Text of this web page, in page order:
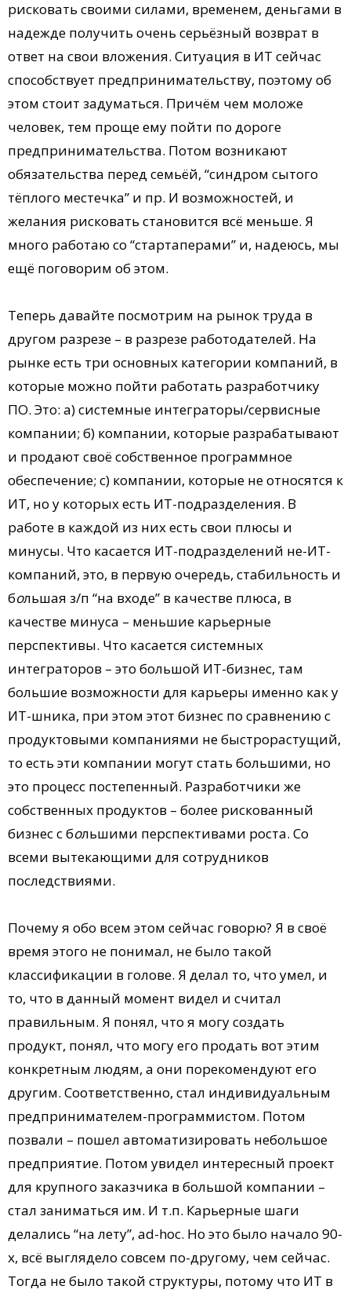
рисковать своими силами, временем, деньгами в
надежде получить очень серьёзный возврат в
ответ на свои вложения. Ситуация в ИТ сейчас
способствует предпринимательству, поэтому об
этом стоит задуматься. Причём чем моложе
человек, тем проще ему пойти по дороге
предпринимательства. Потом возникают
обязательства перед семьёй, “синдром сытого
тёплого местечка” и пр. И возможностей, и
желания рисковать становится всё меньше. Я
много работаю со “стартаперами” и, надеюсь, мы
ещё поговорим об этом.
Теперь давайте посмотрим на рынок труда в
другом разрезе – в разрезе работодателей. На
рынке есть три основных категории компаний, в
которые можно пойти работать разработчику
ПО. Это: а) системные интеграторы/сервисные
компании; б) компании, которые разрабатывают
и продают своё собственное программное
обеспечение; с) компании, которые не относятся к
ИТ, но у которых есть ИТ-подразделения. В
работе в каждой из них есть свои плюсы и
минусы. Что касается ИТ-подразделений не-ИТ-
компаний, это, в первую очередь, стабильность и
большая з/п “на входе” в качестве плюса, в
качестве минуса – меньшие карьерные
перспективы. Что касается системных
интеграторов – это большой ИТ-бизнес, там
большие возможности для карьеры именно как у
ИТ-шника, при этом этот бизнес по сравнению с
продуктовыми компаниями не быстрорастущий,
то есть эти компании могут стать большими, но
это процесс постепенный. Разработчики же
собственных продуктов – более рискованный
бизнес с большими перспективами роста. Со
всеми вытекающими для сотрудников
последствиями.
Почему я обо всем этом сейчас говорю? Я в своё
время этого не понимал, не было такой
классификации в голове. Я делал то, что умел, и
то, что в данный момент видел и считал
правильным. Я понял, что я могу создать
продукт, понял, что могу его продать вот этим
конкретным людям, а они порекомендуют его
другим. Соответственно, стал индивидуальным
предпринимателем-программистом. Потом
позвали – пошел автоматизировать небольшое
предприятие. Потом увидел интересный проект
для крупного заказчика в большой компании –
стал заниматься им. И т.п. Карьерные шаги
делались “на лету”, ad-hoc. Но это было начало 90-
х, всё выглядело совсем по-другому, чем сейчас.
Тогда не было такой структуры, потому что ИТ в